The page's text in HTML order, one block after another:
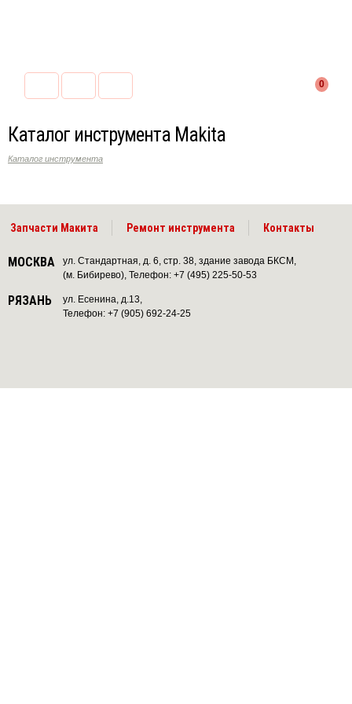
0
Каталог инструмента Makita
Каталог инструмента
Запчасти Макита Ремонт инструмента Контакты
МОСКВА
ул. Стандартная, д. 6, стр. 38, здание завода БКСМ,
(м. Бибирево), Телефон: +7 (495) 225-50-53
РЯЗАНЬ
ул. Есенина, д.13,
Телефон: +7 (905) 692-24-25